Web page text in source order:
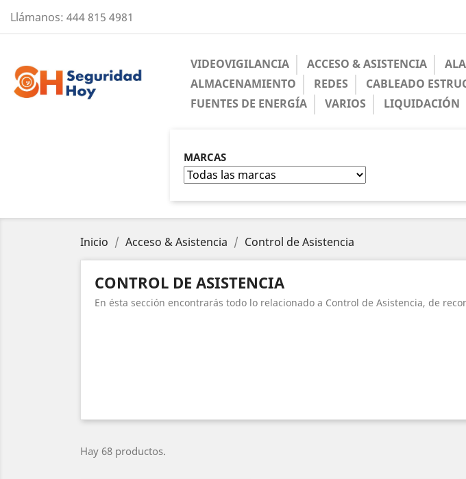
Llámanos: 444 815 4981
VIDEOVIGILANCIA ACCESO & ASISTENCIA
ALMACENAMIENTO
REDES CABLEADO
FUENTES DE ENERGÍA
VARIOS LIQUIDACIÓN
MARCAS
Inicio Acceso & Asistencia Control de Asistencia
CONTROL DE ASISTENCIA
En ésta sección encontrarás todo lo relacionado a Control de Asistencia, de
Hay 68 productos.